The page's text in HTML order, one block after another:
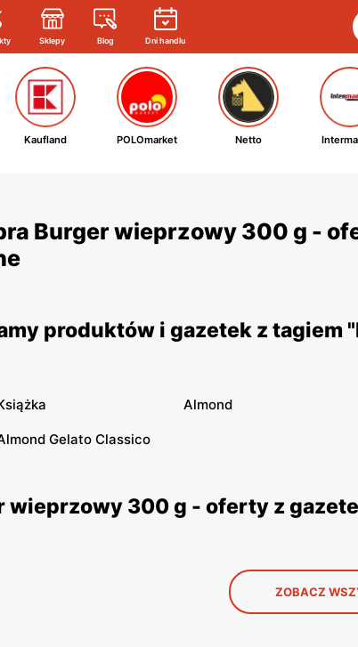
Sklepy Blog Dni handlu
Kaufland POLOmarket Netto
Burger wieprzowy 300 g -
produktów i gazetek z tagiem
Almond
Gelato Classico
wieprzowy 300 g - oferty z
ZOBACZ